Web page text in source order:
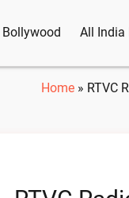
Bollywood All India
Home » RTVC